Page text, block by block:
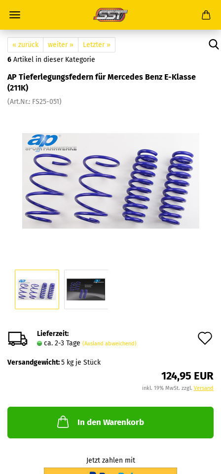
« zurück weiter »
Letzter »
6 Artikel in dieser Kategorie
AP Tieferlegungsfedern für Mercedes Benz E-Klasse
(211K)
(Art.Nr.: FS25-051)
Lieferzeit:
ca. 2-3 Tage (Ausland abweichend)
Versandgewicht:5 kg je Stück
124,95 EUR
inkl. 19% MwSt. zzgl. Versand
In den Warenkorb
Jetzt zahlen mit